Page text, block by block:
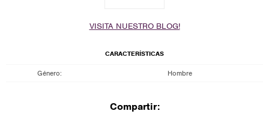
VISITA NUESTRO BLOG!
CARACTERÍSTICAS
Género Hombre
Compartir: